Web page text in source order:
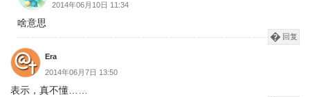
2014年06月10日 11:34
啥意思
回复
Era
2014年06月7日 13:50
表示，真不懂……